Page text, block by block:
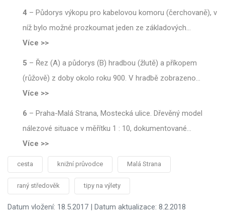
4 – Půdorys výkopu pro kabelovou komoru (čerchovaně), v
níž bylo možné prozkoumat jeden ze základových…
Více >>
5 – Řez (A) a půdorys (B) hradbou (žlutě) a příkopem
(růžově) z doby okolo roku 900. V hradbě zobrazeno…
Více >>
6 – Praha-Malá Strana, Mostecká ulice. Dřevěný model
nálezové situace v měřítku 1 : 10, dokumentované…
Více >>
cesta knižní průvodce Malá Strana
raný středověk tipy na výlety
Datum vložení: 18.5.2017 | Datum aktualizace: 8.2.2018